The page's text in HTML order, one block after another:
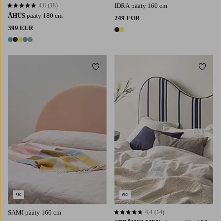
ÅHUS pääty 180 cm
399 EUR
5 värejä
4,8 perustuen 18 arvosanaan
4,8 (18)
IDRA pääty 160 cm
249 EUR
2 värejä
SAMI pääty 160 cm
Lisää suosikkeihin
4,4 perustuen 14 arvosanaan
4,4 (14)
Lisää